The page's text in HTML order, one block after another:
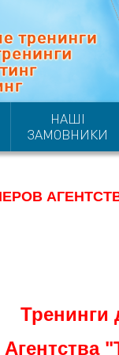
НАШІ
ЗАМОВНИКИ
Тренинги
Агентства